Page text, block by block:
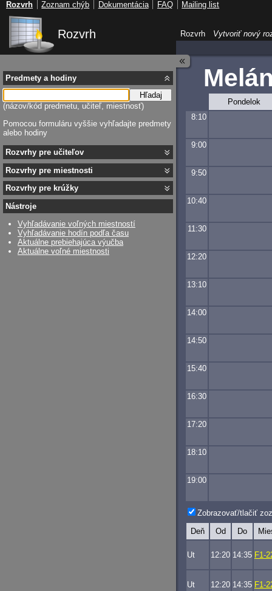
Rozvrh
Pondelok
8:10
9:00
9:50
10:40
11:30
12:20
13:10
14:00
14:50
15:40
16:30
17:20
18:10
19:00
Zobrazovať/tlačiť
Deň Od Do
Ut 12:20 14:35 F1-
Ut 12:20 14:35 F1-
Predmety a hodiny
Hľadaj
(názov/kód predmetu, učiteľ, miestnosť)
Pomocou formuláru vyššie vyhľadajte predmety
alebo hodiny
Rozvrhy pre učiteľov
Rozvrhy pre miestnosti
Rozvrhy pre krúžky
Nástroje
Vyhľadávanie voľných miestností
Vyhľadávanie hodín podľa času
Aktuálne prebiehajúca výučba
Aktuálne voľné miestnosti
Rozvrh Vytvoriť nový
Rozvrh Zoznam chýb Dokumentácia FAQ Mailing list